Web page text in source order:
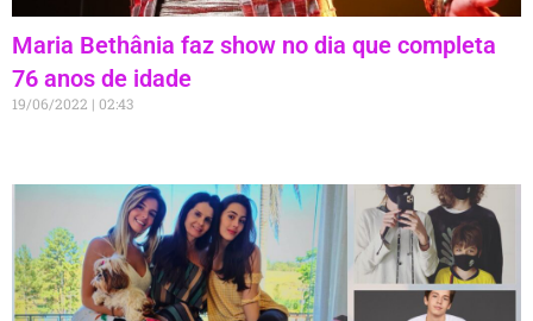
Maria Bethânia faz show no dia que completa
76 anos de idade
19/06/2022 02:43